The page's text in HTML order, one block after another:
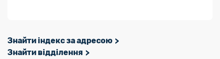
Знайти індекс за адресою
Знайти відділення